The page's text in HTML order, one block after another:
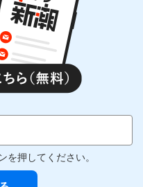
を押してください。